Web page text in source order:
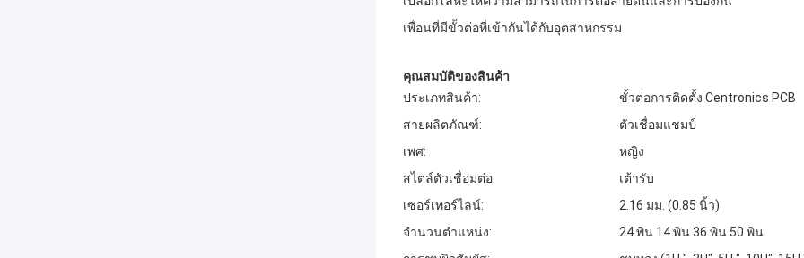
เพื่อนที่มีขั้วต่อที่เข้ากันได้กับอุตสาหกรรม
คุณสมบัติของสินค้า
ประเภทสินค้า:
ขั้วต่อการติดตั้ง Centronics PCB
สายผลิตภัณฑ์:
ตัวเชื่อมแชมป์
เพศ:
หญิง
สไตล์ตัวเชื่อมต่อ:
เต้ารับ
เซอร์เทอร์ไลน์:
2.16 มม. (0.85 นิ้ว)
จำนวนตำแหน่ง:
24 พิน 14 พิน 36 พิน 50 พิน